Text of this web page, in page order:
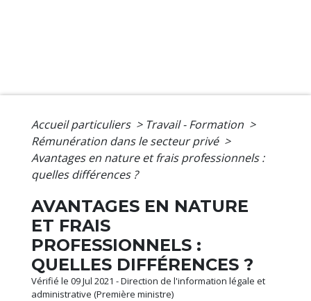
Accueil particuliers > Travail - Formation >
Rémunération dans le secteur privé >
Avantages en nature et frais professionnels :
quelles différences ?
AVANTAGES EN NATURE
ET FRAIS
PROFESSIONNELS :
QUELLES DIFFÉRENCES ?
Vérifié le 09 Jul 2021 - Direction de l'information légale et
administrative (Première ministre)